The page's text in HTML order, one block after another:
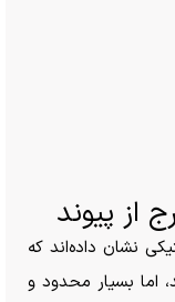
از پیوند
نشان داده‌اند که
اما بسیار محدود و